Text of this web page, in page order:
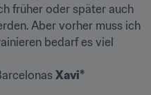
früher oder später auch
Aber vorher muss ich
bedarf es viel
Xavi*